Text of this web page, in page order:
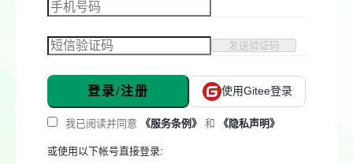
发送验证码
登录/注册 使用Gitee登录
我已阅读并同意 《服务条例》 和 《隐私声明》
或使用以下帐号直接登录: